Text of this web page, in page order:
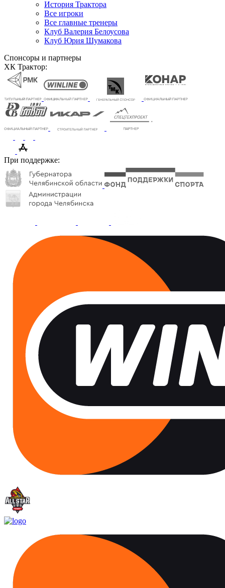
История Трактора
Все игроки
Все главные тренеры
Клуб Валерия Белоусова
Клуб Юрия Шумакова
Спонсоры и партнеры
ХК Трактор:
При поддержке: